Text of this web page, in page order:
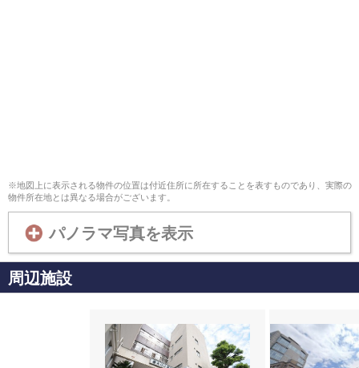
※地図上に表示される物件の位置は付近住所に所在することを表すものであり、実際の
物件所在地とは異なる場合がございます。
パノラマ写真を表示
周辺施設